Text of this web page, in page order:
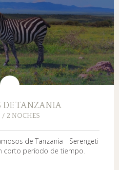
DE TANZANIA
/ 2 NOCHES
de Tanzania - Serengeti
corto período de tiempo.